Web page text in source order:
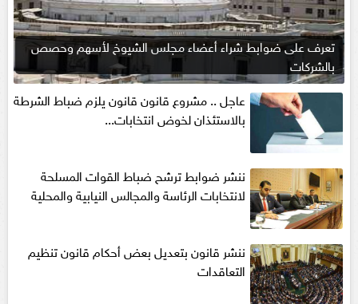
تعرف على ضوابط شراء أعضاء مجلس الشيوخ لأسهم وحصص
بالشركات
عاجل .. مشروع قانون قانون يلزم ضباط الشرطة
بالاستئذان لخوض انتخابات...
ننشر ضوابط ترشح ضباط القوات المسلحة
لانتخابات الرئاسة والمجالس النيابية والمحلية‎
ننشر قانون بتعديل بعض أحكام قانون تنظيم
التعاقدات